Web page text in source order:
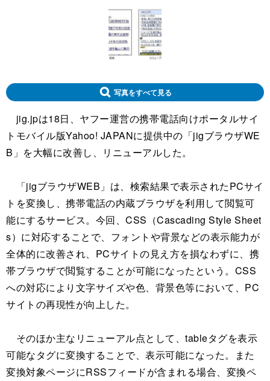
写真をすべて見る
jig.jpは18日、ヤフー運営の携帯電話向けポータルサイ
トモバイル版Yahoo! JAPANに提供中の「jigブラウザWE
B」を大幅に改善し、リニューアルした。
「jigブラウザWEB」は、検索結果で表示されたPCサイ
トを変換し、携帯電話の内蔵ブラウザを利用して閲覧可
能にするサービス。今回、CSS（Cascading Style Sheet
s）に対応することで、フォントや背景などの表示能力が
全体的に改善され、PCサイトの見え方を損なわずに、携
帯ブラウザで閲覧することが可能になったという。CSS
への対応により文字サイズや色、背景色等において、PC
サイトの再現性が向上した。
そのほか主なリニューアル点として、tableタグを表示
可能なタグに変換することで、表示可能になった。また
変換対象ページにRSSフィードが含まれる場合、変換ペ